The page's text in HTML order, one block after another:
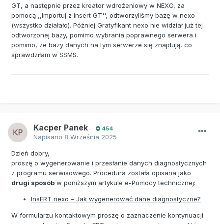
GT, a następnie przez kreator wdrożeniowy w NEXO, za
pomocą ,,Importuj z Insert GT'', odtworzyliśmy bazę w nexo
(wszystko działało). Później Gratyfikant nexo nie widział już tej
odtworzonej bazy, pomimo wybrania poprawnego serwera i
pomimo, że bazy danych na tym serwerze się znajdują, co
sprawdziłam w SSMS.
Kacper Panek 454
Napisano 8 Września 2025
Dzień dobry,
proszę o wygenerowanie i przesłanie danych diagnostycznych
z programu serwisowego. Procedura została opisana jako
drugi sposób w poniższym artykule e-Pomocy technicznej:
InsERT nexo – Jak wygenerować dane diagnostyczne?
W formularzu kontaktowym proszę o zaznaczenie kontynuacji